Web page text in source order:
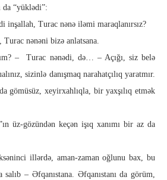
da “yüklədi”:
inşallah, Turac nənə iləmi maraqlanırsız?
nənəni bizə anlatsana.
– Turac nənədi, də… – Açığı, siz belə
sizinlə danışmaq narahatçılıq yaratmır.
gömüsüz, xeyirxahlıqla, bir yaxşılıq etmək
üz-gözündən keçən işıq xanımı bir az da
illərdə, aman-zaman oğlunu bax, bu
salıb – Əfqanıstana. Əfqanıstanı da görüm,